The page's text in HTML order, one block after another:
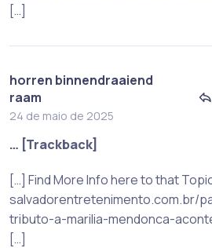
[…]
horren binnendraaiend
raam
24 de maio de 2025
… [Trackback]
[…] Find More Info here to that
salvadorentretenimento.com.br/
tributo-a-marilia-mendonca-
[…]